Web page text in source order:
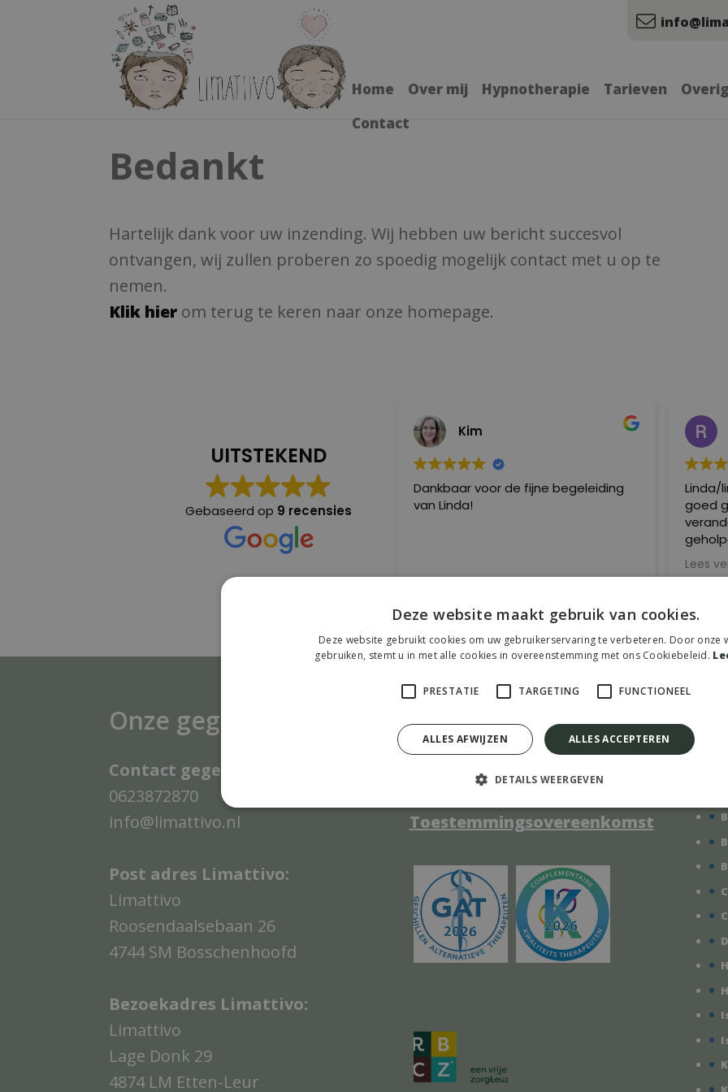
Home Over mij Hypnotherapie Tarieven
Contact
Bedankt
Hartelijk dank voor uw inzending. Wij hebben uw bericht succesvol
ontvangen, wij zullen proberen zo spoedig mogelijk contact met u op te
nemen.
Klik hier om terug te keren naar onze homepage.
UITSTEKEND
Gebaseerd op 9 recensies
Kim
Dankbaar voor de fijne begeleiding
van Linda!
Linda/
goed
haar
Lees
Onze gegevens
Contact gegevens Limattivo:
0623872870
info@limattivo.nl
Post adres Limattivo:
Limattivo
Roosendaalsebaan 26
4744 SM Bosschenhoofd
Bezoekadres Limattivo:
Limattivo
Lage Donk 29
4874 LM Etten-Leur
Overeenkomsten
Behandelovereenkomst
Toestemmingsovereenkomst
Deze website maakt gebruik van cookies.
Deze website gebruikt cookies om uw gebruikerservaring te verbeteren. Door onze
gebruiken, stemt u in met alle cookies in overeenstemming met ons Cookiebeleid.
PRESTATIE TARGETING FUNCTIONEEL
ALLES ACCEPTEREN
ALLES AFWIJZEN
DETAILS WEERGEVEN